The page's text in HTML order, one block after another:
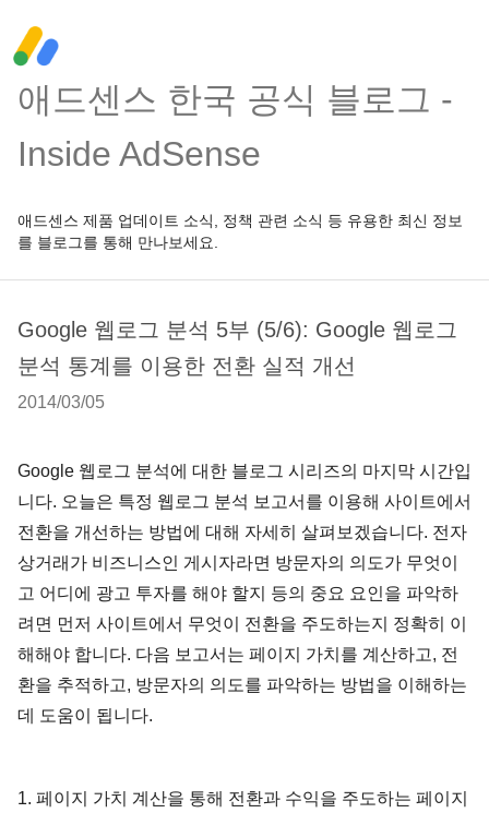
애드센스 한국 공식 블로그 -
Inside AdSense
애드센스 제품 업데이트 소식, 정책 관련 소식 등 유용한 최신 정보
를 블로그를 통해 만나보세요.
Google 웹로그 분석 5부 (5/6): Google 웹로그
분석 통계를 이용한 전환 실적 개선
2014/03/05
Google 웹로그 분석에 대한 블로그 시리즈의 마지막 시간입
니다. 오늘은 특정 웹로그 분석 보고서를 이용해 사이트에서
전환을 개선하는 방법에 대해 자세히 살펴보겠습니다. 전자
상거래가 비즈니스인 게시자라면 방문자의 의도가 무엇이
고 어디에 광고 투자를 해야 할지 등의 중요 요인을 파악하
려면 먼저 사이트에서 무엇이 전환을 주도하는지 정확히 이
해해야 합니다. 다음 보고서는 페이지 가치를 계산하고, 전
환을 추적하고, 방문자의 의도를 파악하는 방법을 이해하는
데 도움이 됩니다.
1. 페이지 가치 계산을 통해 전환과 수익을 주도하는 페이지